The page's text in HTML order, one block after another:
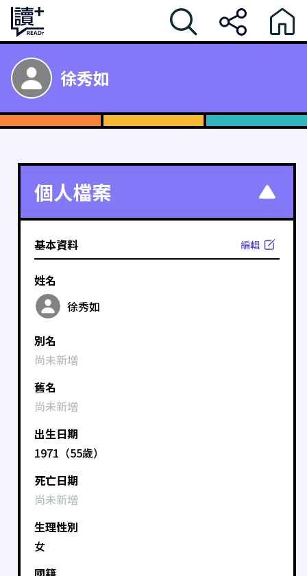
徐秀如
個人檔案
基本資料 編輯
姓名
徐秀如
別名
尚未新增
舊名
尚未新增
出生日期
1971（55歲）
死亡日期
尚未新增
生理性別
女